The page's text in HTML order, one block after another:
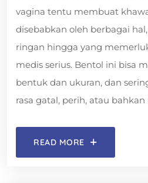
vagina tentu membuat
disebabkan oleh berbagai
ringan hingga yang
medis serius. Bentol ini bisa
bentuk dan ukuran, dan
rasa gatal, perih, atau
READ MORE